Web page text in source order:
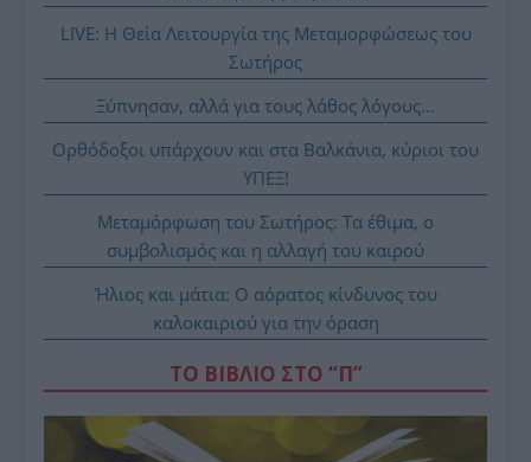
LIVE: Η Θεία Λειτουργία της Μεταμορφώσεως του
Σωτήρος
Ξύπνησαν, αλλά για τους λάθος λόγους…
Ορθόδοξοι υπάρχουν και στα Βαλκάνια, κύριοι του
ΥΠΕΞ!
Μεταμόρφωση του Σωτήρος: Τα έθιμα, ο
συμβολισμός και η αλλαγή του καιρού
Ήλιος και μάτια: Ο αόρατος κίνδυνος του
καλοκαιριού για την όραση
ΤΟ ΒΙΒΛΙΟ ΣΤΟ “Π”